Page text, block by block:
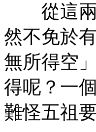
從這兩
然不免於
無所得空
得呢？一
難怪五祖